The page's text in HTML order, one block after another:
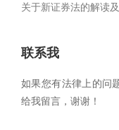
关于新证券法的解读
联系我
如果您有法律上的问
给我留言，谢谢！